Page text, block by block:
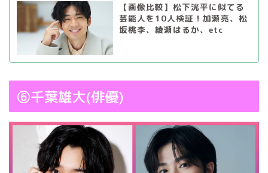
【画像比較】松下洸平に似てる
芸能人を10人検証！加瀬亮、松
坂桃李、綾瀬はるか、etc
⑥千葉雄大(俳優)